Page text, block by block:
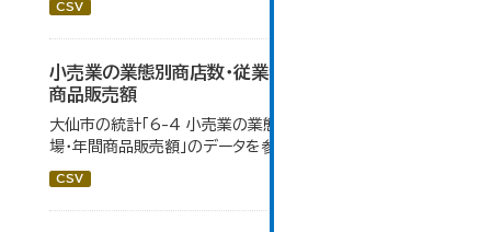
CSV
小売業の業態別商店数・従業者数・売場面積・年間
商品販売額
大仙市の統計「6-4 小売業の業態別商店数・従業者数・売
場・年間商品販売額」のデータを参照しています。
CSV